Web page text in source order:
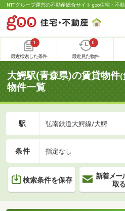
NTTグループ運営の不動産総合サイト goo住宅・不
1
最近検索した条件
0
最近見た物件
大鰐駅(青森県)の賃貸物件(
物件一覧
駅 弘南鉄道大鰐線/大鰐
条件 指定なし
検索条件を保存
新着メー
取る